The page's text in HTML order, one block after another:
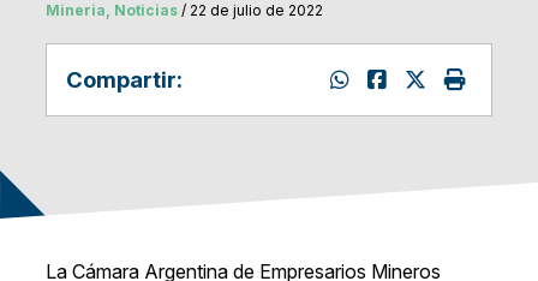
Mineria, Noticias/ 22 de julio de 2022
Compartir:
La Cámara Argentina de Empresarios Mineros